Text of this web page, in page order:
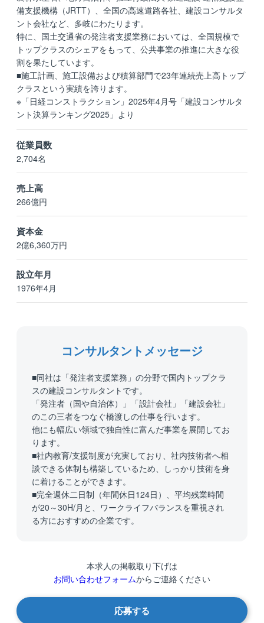
設立年月
1976年4月
資本金
2億6,360万円
売上高
266億円
従業員数
2,704名
備支援機構（JRTT）、全国の高速道路各社、建設コンサルタ
ント会社など、多岐にわたります。
特に、国土交通省の発注者支援業務においては、全国規模で
トップクラスのシェアをもって、公共事業の推進に大きな役
割を果たしています。
■施工計画、施工設備および積算部門で23年連続売上高トップ
クラスという実績を誇ります。
※「日経コンストラクション」2025年4月号「建設コンサルタ
ント決算ランキング2025」より
コンサルタントメッセージ
■同社は「発注者支援業務」の分野で国内トップクラ
スの建設コンサルタントです。
「発注者（国や自治体）」「設計会社」「建設会社」
のこの三者をつなぐ橋渡しの仕事を行います。
他にも幅広い領域で独自性に富んだ事業を展開してお
ります。
■社内教育/支援制度が充実しており、社内技術者へ相
談できる体制も構築しているため、しっかり技術を身
に着けることができます。
■完全週休二日制（年間休日124日）、平均残業時間
が20～30H/月と、ワークライフバランスを重視され
る方におすすめの企業です。
本求人の掲載取り下げは
お問い合わせフォームからご連絡ください
応募する